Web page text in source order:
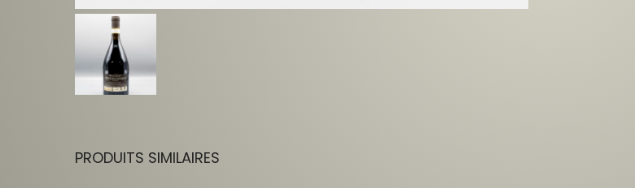
PRODUITS SIMILAIRES